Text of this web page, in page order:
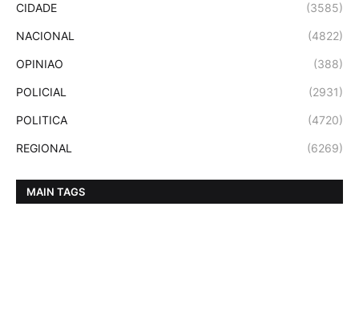
CIDADE (3585)
NACIONAL (4822)
OPINIAO (388)
POLICIAL (2931)
POLITICA (4720)
REGIONAL (6269)
MAIN TAGS